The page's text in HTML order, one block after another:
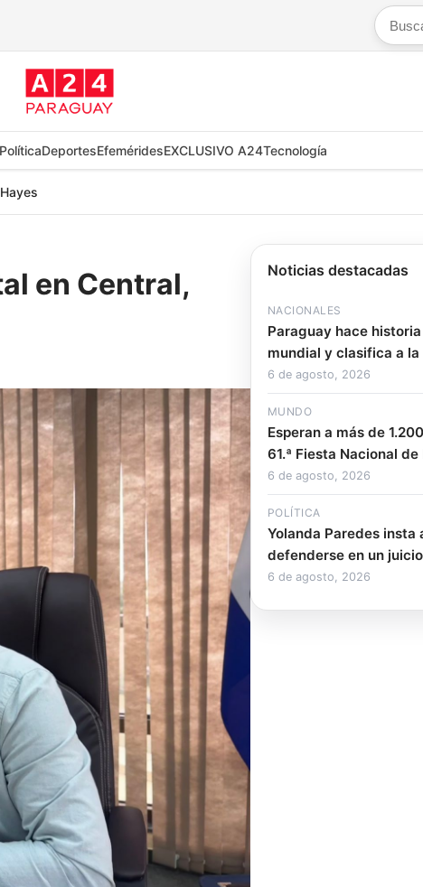
PolíticaDeportesEfeméridesEXCLUSIVO A24Tecnología
en Central,
Noticias destacadas
NACIONALES
Paraguay hace
mundial y clasifica a
6 de agosto, 2026
MUNDO
Esperan a más de
61.ª Fiesta Nacional
6 de agosto, 2026
POLÍTICA
Yolanda Paredes insta
defenderse en un
6 de agosto, 2026